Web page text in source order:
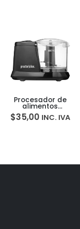
Procesador de
alimentos
Proctor Silex
72507
$35,00 INC. IVA